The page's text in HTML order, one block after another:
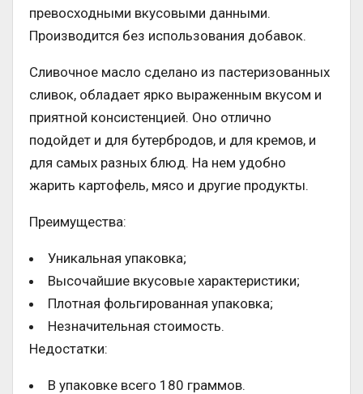
превосходными вкусовыми данными.
Производится без использования добавок.
Сливочное масло сделано из пастеризованных
сливок, обладает ярко выраженным вкусом и
приятной консистенцией. Оно отлично
подойдет и для бутербродов, и для кремов, и
для самых разных блюд. На нем удобно
жарить картофель, мясо и другие продукты.
Преимущества:
Уникальная упаковка;
Высочайшие вкусовые характеристики;
Плотная фольгированная упаковка;
Незначительная стоимость.
Недостатки:
В упаковке всего 180 граммов.